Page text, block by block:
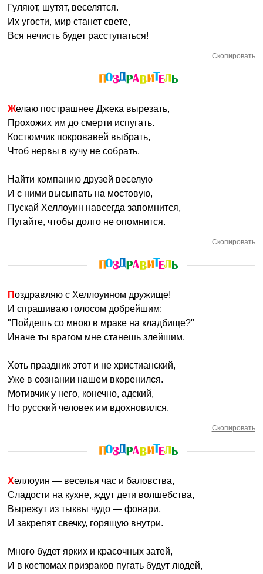
Гуляют, шутят, веселятся.
Их угости, мир станет свете,
Вся нечисть будет расступаться!
Скопировать
Желаю пострашнее Джека вырезать,
Прохожих им до смерти испугать.
Костюмчик покровавей выбрать,
Чтоб нервы в кучу не собрать.
Найти компанию друзей веселую
И с ними высыпать на мостовую,
Пускай Хеллоуин навсегда запомнится,
Пугайте, чтобы долго не опомнится.
Скопировать
Поздравляю с Хеллоуином дружище!
И спрашиваю голосом добрейшим:
"Пойдешь со мною в мраке на кладбище?"
Иначе ты врагом мне станешь злейшим.
Хоть праздник этот и не христианский,
Уже в сознании нашем вкоренился.
Мотивчик у него, конечно, адский,
Но русский человек им вдохновился.
Скопировать
Хеллоуин — веселья час и баловства,
Сладости на кухне, ждут дети волшебства,
Вырежут из тыквы чудо — фонари,
И закрепят свечку, горящую внутри.
Много будет ярких и красочных затей,
И в костюмах призраков пугать будут людей,